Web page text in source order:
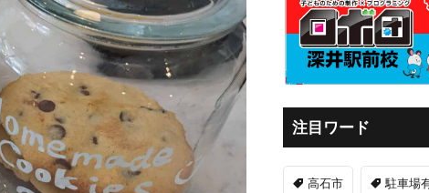
注目ワード
高石市 駐車場